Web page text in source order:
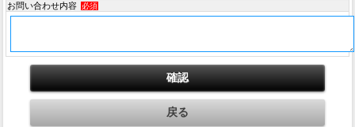
お問い合わせ内容 必須